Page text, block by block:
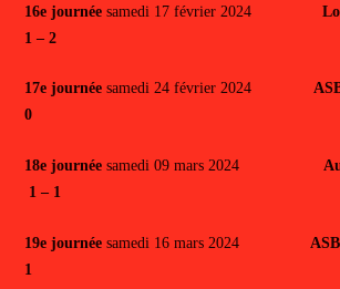
16e journéesamedi 17 février 2024
1 – 2
17e journéesamedi 24 février 2024
0
18e journéesamedi 09 mars 2024
1 – 1
19e journéesamedi 16 mars 2024
1